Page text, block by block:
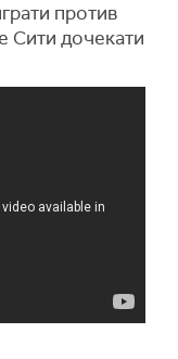
против
Сити дочекати